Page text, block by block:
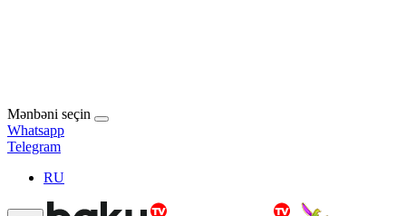
Mənbəni seçin
Whatsapp
Telegram
RU